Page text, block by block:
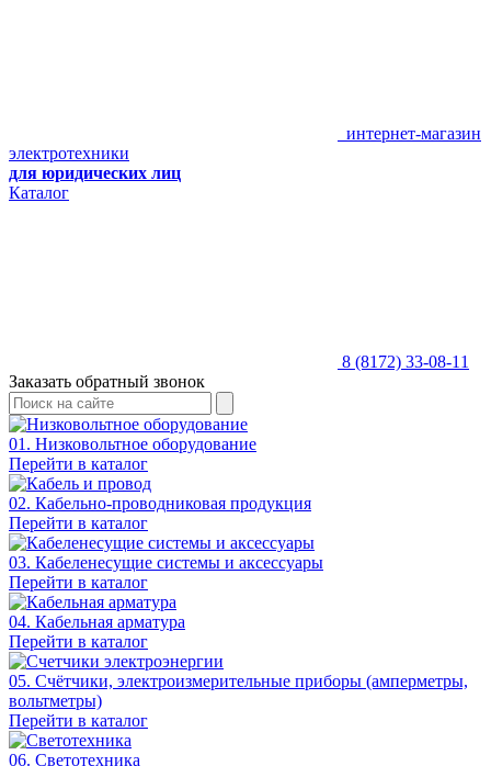
интернет-магазин
электротехники
для юридических лиц
Каталог
8 (8172) 33-08-11
Заказать обратный звонок
01. Низковольтное оборудование
Перейти в каталог
02. Кабельно-проводниковая продукция
Перейти в каталог
03. Кабеленесущие системы и аксессуары
Перейти в каталог
04. Кабельная арматура
Перейти в каталог
05. Счётчики, электроизмерительные приборы (амперметры,
вольтметры)
Перейти в каталог
06. Светотехника